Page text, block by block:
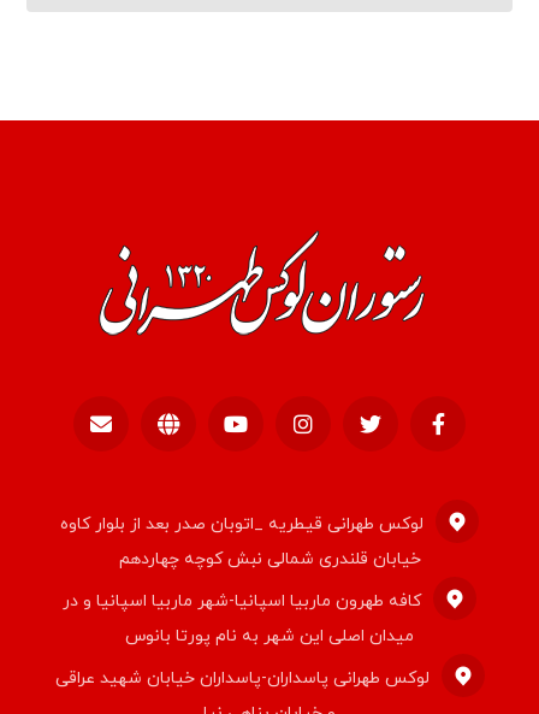
لوکس طهرانی قیطریه _اتوبان صدر بعد از بلوار کاوه
خیابان قلندری شمالی نبش کوچه چهاردهم
کافه طهرون ماربیا اسپانیا-شهر ماربیا اسپانیا و در
میدان اصلی این شهر به نام پورتا بانوس
لوکس طهرانی پاسداران-پاسداران خیابان شهید عراقی